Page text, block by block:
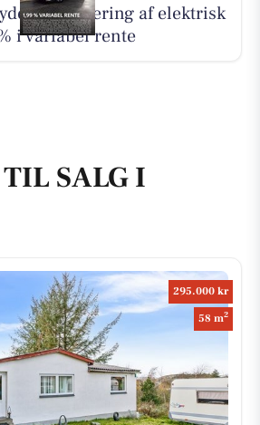
finansiering af elektrisk
i variabel rente
SALG I
295.000 kr
58 m2